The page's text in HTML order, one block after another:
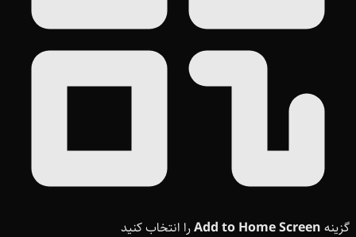
گزینه Add to Home Screenرا انتخاب کنید